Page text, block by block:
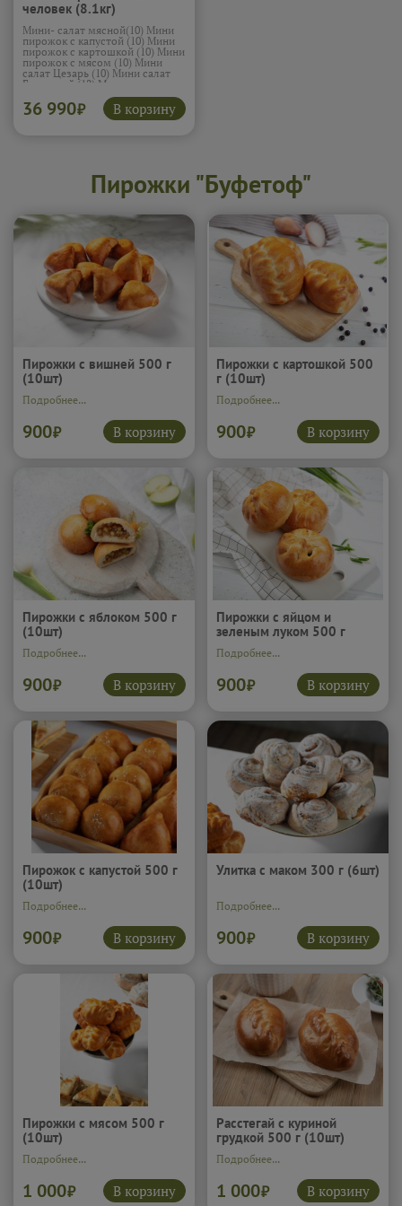
человек (8.1кг)
Мини- салат мясной(10) Мини
пирожок с капустой (10) Мини
пирожок с картошкой (10) Мини
пирожок с мясом (10) Мини
салат Цезарь (10) Мини салат
Греческий (12) Мини салат
Фаворит (15) Мини сэндвич с
ветчиной и сыром (12)
Овощные палочки (10) Печеные
креветка с соусом терияки (15)
Мини сэндвич с курицей и
Подробнее...
36 990₽ В корзину
Пирожки "Буфетоф"
Пирожки с вишней 500 г
(10шт)
Подробнее...
900₽ В корзину
Пирожки с картошкой 500
г (10шт)
Подробнее...
900₽ В корзину
Пирожки с яблоком 500 г
(10шт)
Подробнее...
900₽ В корзину
Пирожки с яйцом и
зеленым луком 500 г
(10шт)
Подробнее...
900₽ В корзину
Пирожок с капустой 500 г
(10шт)
Подробнее...
900₽ В корзину
Улитка с маком 300 г (6шт)
Подробнее...
900₽ В корзину
Пирожки с мясом 500 г
(10шт)
Подробнее...
1 000₽ В корзину
Расстегай с куриной
грудкой 500 г (10шт)
Подробнее...
1 000₽ В корзину